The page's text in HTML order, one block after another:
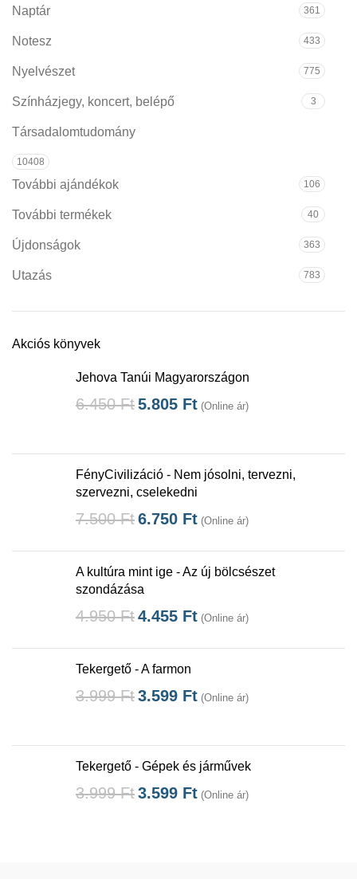
Naptár 361
Notesz 433
Nyelvészet 775
Színházjegy, koncert, belépő 3
Társadalomtudomány
10408
További ajándékok 106
További termékek 40
Újdonságok 363
Utazás 783
Akciós könyvek
Jehova Tanúi Magyarországon
6.450Ft5.805 Ft (Online ár)
FényCivilizáció - Nem jósolni, tervezni,
szervezni, cselekedni
7.500Ft6.750 Ft (Online ár)
A kultúra mint ige - Az új bölcsészet
szondázása
4.950Ft4.455 Ft (Online ár)
Tekergető - A farmon
3.999Ft3.599 Ft (Online ár)
Tekergető - Gépek és járművek
3.999Ft3.599 Ft (Online ár)